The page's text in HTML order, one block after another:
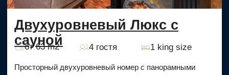
Улучшенный Standard